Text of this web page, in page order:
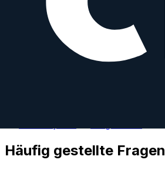
Häufig gestellte Fragen